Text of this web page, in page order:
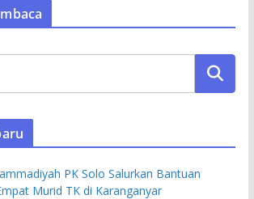
PK Solo Salurkan Bantuan
Murid TK di Karanganyar